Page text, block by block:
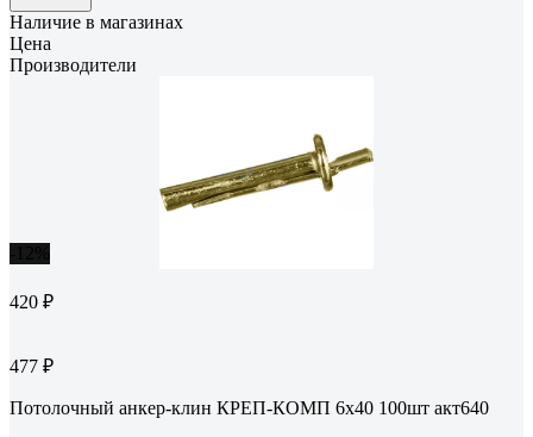
Наличие в магазинах
Цена
Производители
420 ₽
477 ₽
Потолочный анкер-клин КРЕП-КОМП 6х40 100шт акт640